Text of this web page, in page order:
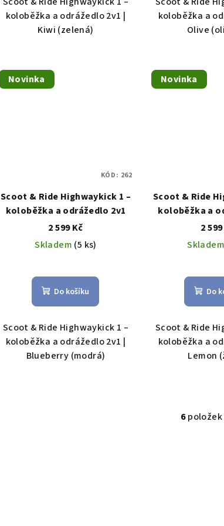
ů
z
hvězdiček.
koloběžka a odrážedlo 2v1 |
Kiwi (zelená)
z
5
koloběžka a
Olive
Novinka
Scoot & Ride Highwaykick 1 –
koloběžka a odrážedlo 2v1
2 599 Kč
Skladem (5 ks)
Do košíku
Scoot & Ride Highwaykick 1 –
koloběžka a odrážedlo 2v1 |
Blueberry (modrá)
KÓD: 262
Novinka
Scoot & Ride
koloběžka a
2
Skladem
Do
Scoot & Ride
koloběžka a
Lemon
6položek